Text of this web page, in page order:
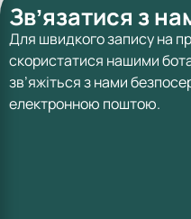
Звʼязатися з
Для швидкого запису на
скористатися нашими
зв’яжіться з нами
електронною поштою.